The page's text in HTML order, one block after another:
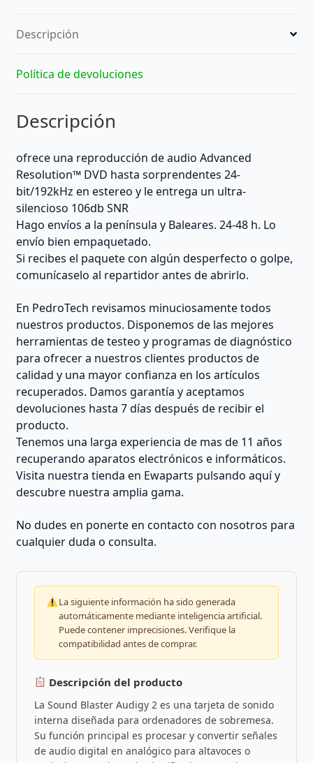
Descripción
Política de devoluciones
Descripción
ofrece una reproducción de audio Advanced
Resolution™ DVD hasta sorprendentes 24-
bit/192kHz en estereo y le entrega un ultra-
silencioso 106db SNR
Hago envíos a la península y Baleares. 24-48 h. Lo
envío bien empaquetado.
Si recibes el paquete con algún desperfecto o golpe,
comunícaselo al repartidor antes de abrirlo.
En PedroTech revisamos minuciosamente todos
nuestros productos. Disponemos de las mejores
herramientas de testeo y programas de diagnóstico
para ofrecer a nuestros clientes productos de
calidad y una mayor confianza en los artículos
recuperados. Damos garantía y aceptamos
devoluciones hasta 7 días después de recibir el
producto.
Tenemos una larga experiencia de mas de 11 años
recuperando aparatos electrónicos e informáticos.
Visita nuestra tienda en Ewaparts pulsando aquí y
descubre nuestra amplia gama.
No dudes en ponerte en contacto con nosotros para
cualquier duda o consulta.
La siguiente información ha sido generada
automáticamente mediante inteligencia artificial.
Puede contener imprecisiones. Verifique la
compatibilidad antes de comprar.
Descripción del producto
La Sound Blaster Audigy 2 es una tarjeta de sonido
interna diseñada para ordenadores de sobremesa.
Su función principal es procesar y convertir señales
de audio digital en analógico para altavoces o